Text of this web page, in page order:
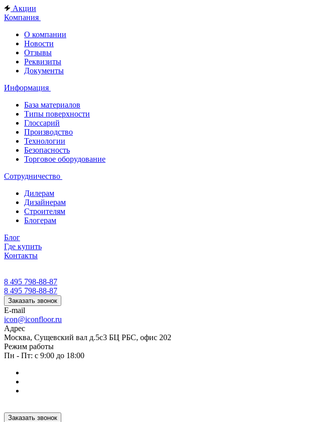
Акции
Компания
О компании
Новости
Отзывы
Реквизиты
Документы
Информация
База материалов
Типы поверхности
Глоссарий
Производство
Технологии
Безопасность
Торговое оборудование
Сотрудничество
Дилерам
Дизайнерам
Строителям
Блогерам
Блог
Где купить
Контакты
8 495 798-88-87
8 495 798-88-87
Заказать звонок
E-mail
icon@iconfloor.ru
Адрес
Москва, Сущевский вал д.5с3 БЦ РБС, офис 202
Режим работы
Пн - Пт: с 9:00 до 18:00
Заказать звонок